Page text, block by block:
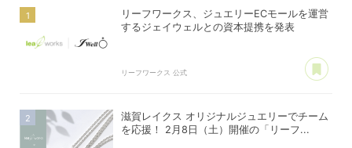
リーフワークス、ジュエリーECモールを運営
するジェイウェルとの資本提携を発表
リーフワークス 公式
滋賀レイクス オリジナルジュエリーでチーム
を応援！ 2月8日（土）開催の「リーフ...